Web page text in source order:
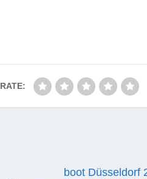
RATE:
boot Düsseldorf